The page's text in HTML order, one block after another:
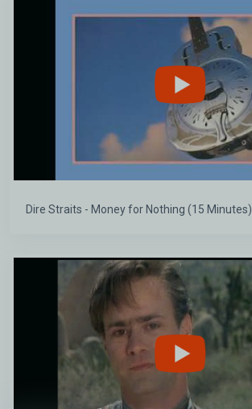
Dire Straits - Money for Nothing (15 Minutes)